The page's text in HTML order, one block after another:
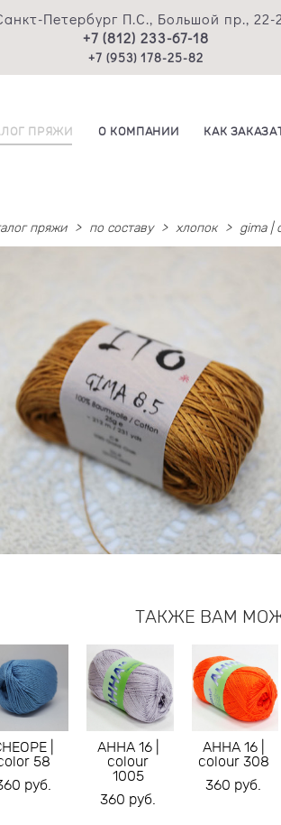
Петербург П.С., Большой пр., 22-
+7 (812) 233-67-18
+7 (953) 178-25-82
ПРЯЖИ О КОМПАНИИ КАК
пряжи > по составу > хлопок > gima |
ТАКЖЕ ВАМ
|
58
pуб.
АННА 16 |
colour
1005
360 pуб.
АННА 16 |
colour 308
360 pуб.